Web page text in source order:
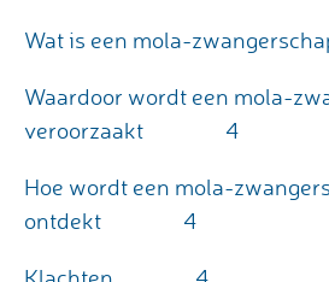
Wat is een mola-
Waardoor wordt een mola-
veroorzaakt
4
Hoe wordt een mola-
ontdekt
4